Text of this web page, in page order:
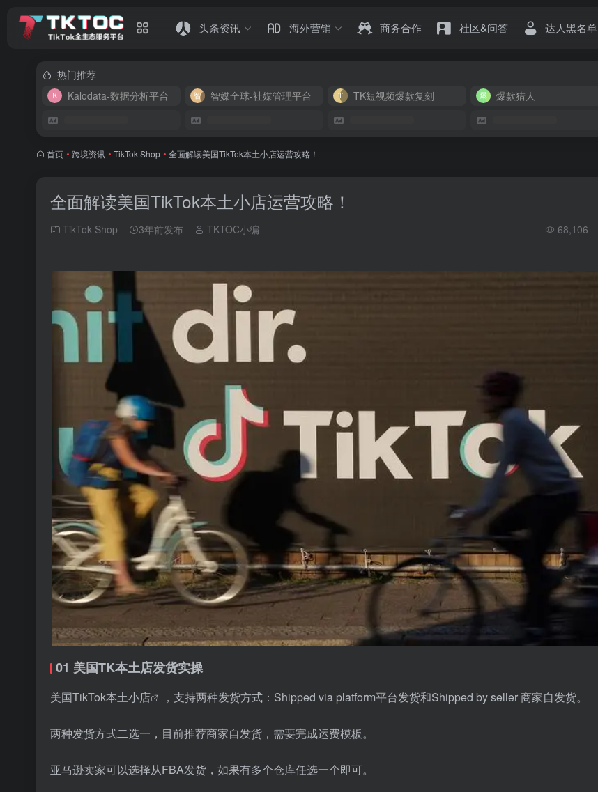
头条资讯 海外营销 商务合作 社区&问答 达人黑名单
热门推荐
Kalodata-数据分析平台
智媒全球-社媒管理平台 TK短视频爆款复刻 爆款猎人
首页 • 跨境资讯 • TikTok Shop • 全面解读美国TikTok本土小店运营攻略！
全面解读美国TikTok本土小店运营攻略！
TikTok Shop 3年前发布 TKTOC小编 68,106
01 美国TK本土店发货实操
美国TikTok本土小店 ，支持两种发货方式：Shipped via platform平台发货和Shipped by seller 商家自发货。
两种发货方式二选一，目前推荐商家自发货，需要完成运费模板。
亚马逊卖家可以选择从FBA发货，如果有多个仓库任选一个即可。